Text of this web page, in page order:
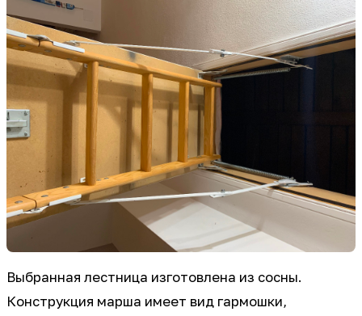
Выбранная лестница изготовлена из сосны.
Конструкция марша имеет вид гармошки,